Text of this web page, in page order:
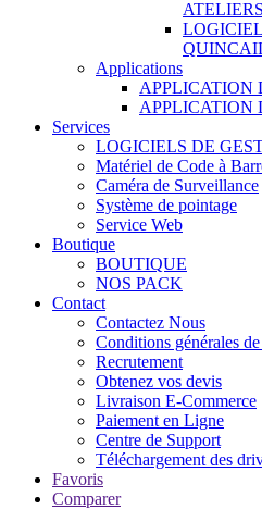
ATELIERS
Applications
APPLICATION
APPLICATION
Services
LOGICIELS DE
Matériel de Code à
Caméra de Surveillance
Système de pointage
Service Web
Boutique
BOUTIQUE
NOS PACK
Contact
Contactez Nous
Conditions générales
Recrutement
Obtenez vos devis
Livraison E-Commerce
Paiement en Ligne
Centre de Support
Téléchargement des
Favoris
Comparer